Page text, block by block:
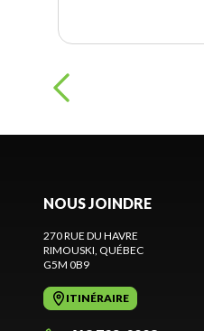
NOUS JOINDRE
270 RUE DU HAVRE
RIMOUSKI , QUÉBEC
G5M 0B9
ITINÉRAIRE